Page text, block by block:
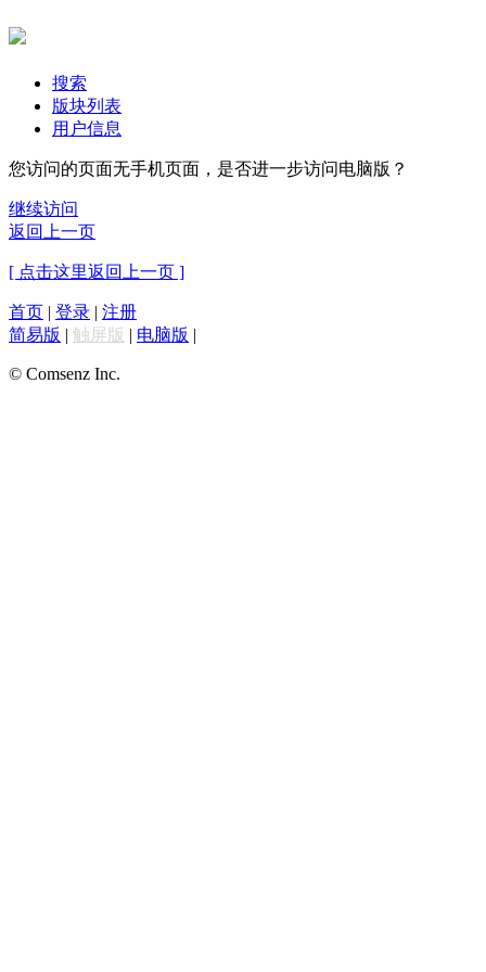
搜索
版块列表
用户信息
您访问的页面无手机页面，是否进一步访问电脑版？
继续访问
返回上一页
[ 点击这里返回上一页 ]
首页 | 登录 | 注册
简易版 | 触屏版 | 电脑版 |
© Comsenz Inc.